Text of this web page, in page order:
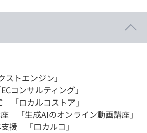
ストエンジン」
コンサルティング」
「ロカルコストア」
「生成AIのオンライン動画講座」
援 「ロカルコ」